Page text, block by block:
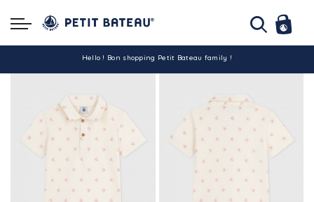
Hello ! Bon shopping Petit Bateau family !
La livraison est assurée partout en Tunisie !
-10% pour tout paiement par carte bancaire (hors promo)